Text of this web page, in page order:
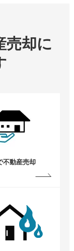
売却に
不動産売却